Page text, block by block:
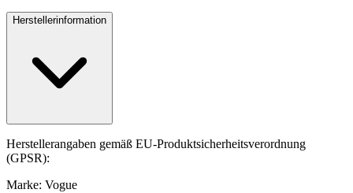
Herstellerinformation
Herstellerangaben gemäß EU-Produktsicherheitsverordnung
(GPSR):
Marke: Vogue